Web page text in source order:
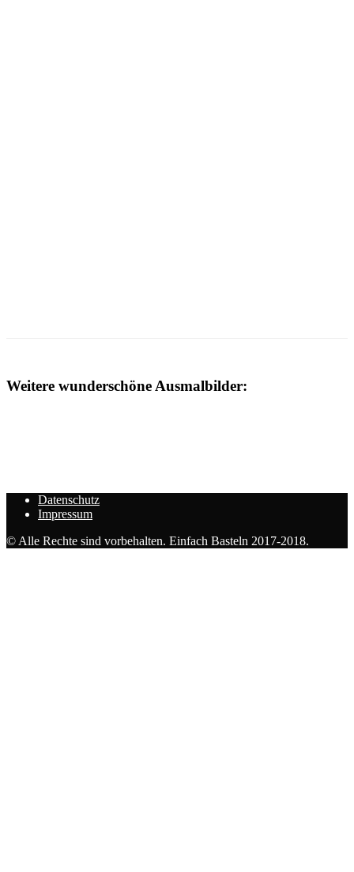
Weitere wunderschöne Ausmalbilder:
Datenschutz
Impressum
© Alle Rechte sind vorbehalten. Einfach Basteln 2017-2018.